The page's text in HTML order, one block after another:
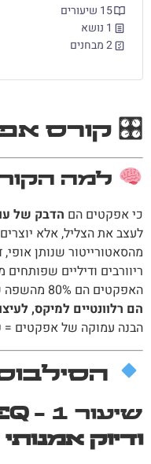
🎛 קורס
למה
כי אפקטים הם הדבק של
לעצב את הצליל, אלא
מהסאטורייטור שנותן
ריוורבים ודיליים
האפקטים הם 80% מהשפה של כל מפיק אלקטרוני.
הם רלוונטיים למיקס,
הבנה עמוקה של אפקטים =
שיעור 1 –
ודיוק אמנותי
15 שיעורים
1 נושא
2 מבחנים